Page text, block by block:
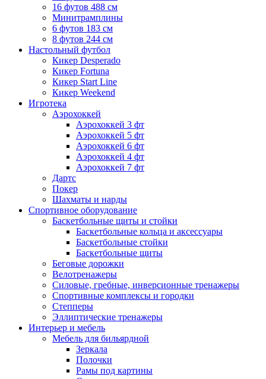
16 футов 488 см
Минитрамплины
6 футов 183 см
8 футов 244 см
Настольный футбол
Кикер Desperado
Кикер Fortuna
Кикер Start Line
Кикер Weekend
Игротека
Аэрохоккей
Аэрохоккей 3 фт
Аэрохоккей 5 фт
Аэрохоккей 6 фт
Аэрохоккей 4 фт
Аэрохоккей 7 фт
Дартс
Покер
Шахматы и нарды
Спортивное оборудование
Баскетбольные щиты и стойки
Баскетбольные кольца и аксессуары
Баскетбольные стойки
Баскетбольные щиты
Беговые дорожки
Велотренажеры
Силовые, гребные, инверсионные тренажеры
Спортивные комплексы и городки
Степперы
Эллиптические тренажеры
Интерьер и мебель
Мебель для бильярдной
Зеркала
Полочки
Рамы под картины